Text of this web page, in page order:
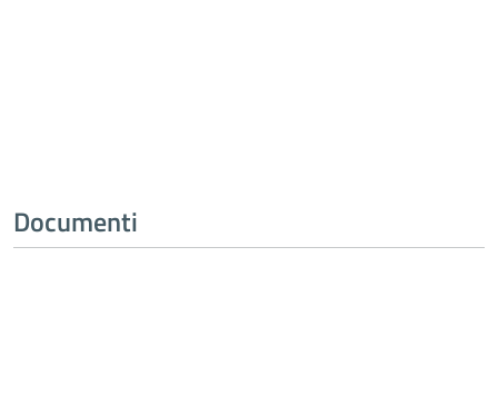
Documenti